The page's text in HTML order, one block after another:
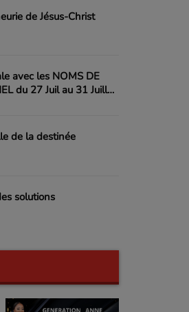
de Jésus-Christ
du 27 Juil au 31 Juillet
de la destinée
solutions